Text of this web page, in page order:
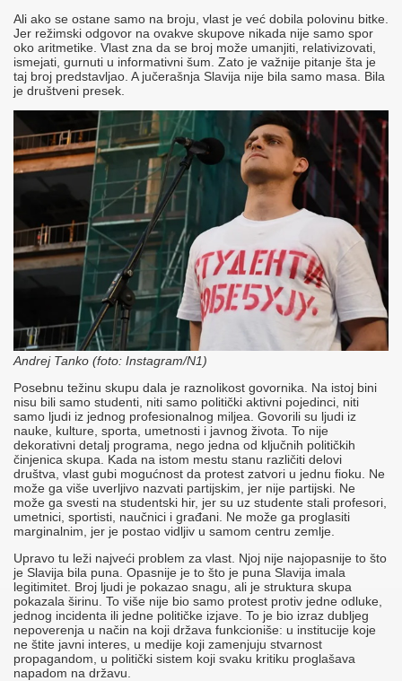
Ali ako se ostane samo na broju, vlast je već dobila polovinu bitke.
Jer režimski odgovor na ovakve skupove nikada nije samo spor
oko aritmetike. Vlast zna da se broj može umanjiti, relativizovati,
ismejati, gurnuti u informativni šum. Zato je važnije pitanje šta je
taj broj predstavljao. A jučerašnja Slavija nije bila samo masa. Bila
je društveni presek.
Andrej Tanko (foto: Instagram/N1)
Posebnu težinu skupu dala je raznolikost govornika. Na istoj bini
nisu bili samo studenti, niti samo politički aktivni pojedinci, niti
samo ljudi iz jednog profesionalnog miljea. Govorili su ljudi iz
nauke, kulture, sporta, umetnosti i javnog života. To nije
dekorativni detalj programa, nego jedna od ključnih političkih
činjenica skupa. Kada na istom mestu stanu različiti delovi
društva, vlast gubi mogućnost da protest zatvori u jednu fioku. Ne
može ga više uverljivo nazvati partijskim, jer nije partijski. Ne
može ga svesti na studentski hir, jer su uz studente stali profesori,
umetnici, sportisti, naučnici i građani. Ne može ga proglasiti
marginalnim, jer je postao vidljiv u samom centru zemlje.
Upravo tu leži najveći problem za vlast. Njoj nije najopasnije to što
je Slavija bila puna. Opasnije je to što je puna Slavija imala
legitimitet. Broj ljudi je pokazao snagu, ali je struktura skupa
pokazala širinu. To više nije bio samo protest protiv jedne odluke,
jednog incidenta ili jedne političke izjave. To je bio izraz dubljeg
nepoverenja u način na koji država funkcioniše: u institucije koje
ne štite javni interes, u medije koji zamenjuju stvarnost
propagandom, u politički sistem koji svaku kritiku proglašava
napadom na državu.